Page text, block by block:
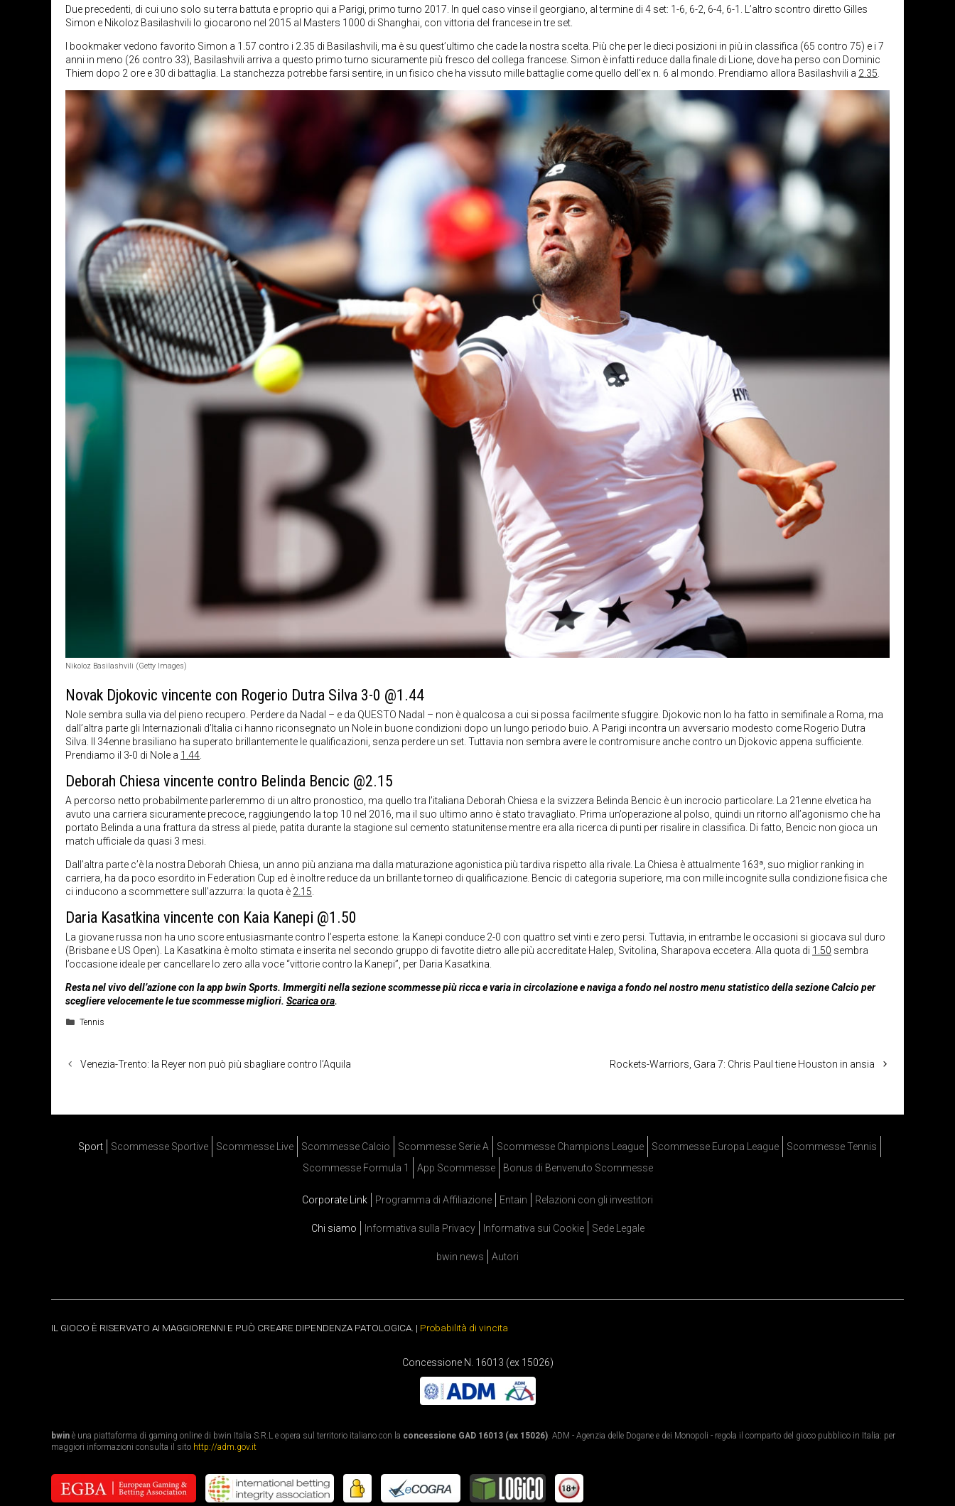
Due precedenti, di cui uno solo su terra battuta e proprio qui a Parigi, primo turno 2017. In quel caso vinse il georgiano, al termine di 4 set: 1-6, 6-2, 6-4, 6-1. L’altro scontro diretto Gilles
Simon e Nikoloz Basilashvili lo giocarono nel 2015 al Masters 1000 di Shanghai, con vittoria del francese in tre set.
I bookmaker vedono favorito Simon a 1.57 contro i 2.35 di Basilashvili, ma è su quest’ultimo che cade la nostra scelta. Più che per le dieci posizioni in più in classifica (65 contro 75) e i 7
anni in meno (26 contro 33), Basilashvili arriva a questo primo turno sicuramente più fresco del collega francese. Simon è infatti reduce dalla finale di Lione, dove ha perso con Dominic
Thiem dopo 2 ore e 30 di battaglia. La stanchezza potrebbe farsi sentire, in un fisico che ha vissuto mille battaglie come quello dell’ex n. 6 al mondo. Prendiamo allora Basilashvili a 2.35
Nikoloz Basilashvili (Getty Images)
Novak Djokovic vincente con Rogerio Dutra Silva 3-0 @1.44
Nole sembra sulla via del pieno recupero. Perdere da Nadal – e da QUESTO Nadal – non è qualcosa a cui si possa facilmente sfuggire. Djokovic non lo ha fatto in semifinale a Roma, ma
dall’altra parte gli Internazionali d’Italia ci hanno riconsegnato un Nole in buone condizioni dopo un lungo periodo buio. A Parigi incontra un avversario modesto come Rogerio Dutra
Silva. Il 34enne brasiliano ha superato brillantemente le qualificazioni, senza perdere un set. Tuttavia non sembra avere le contromisure anche contro un Djokovic appena sufficiente.
Prendiamo il 3-0 di Nole a 1.44
Deborah Chiesa vincente contro Belinda Bencic @2.15
A percorso netto probabilmente parleremmo di un altro pronostico, ma quello tra l’italiana Deborah Chiesa e la svizzera Belinda Bencic è un incrocio particolare. La 21enne elvetica ha
avuto una carriera sicuramente precoce, raggiungendo la top 10 nel 2016, ma il suo ultimo anno è stato travagliato. Prima un’operazione al polso, quindi un ritorno all’agonismo che ha
portato Belinda a una frattura da stress al piede, patita durante la stagione sul cemento statunitense mentre era alla ricerca di punti per risalire in classifica. Di fatto, Bencic non gioca un
match ufficiale da quasi 3 mesi.
Dall’altra parte c’è la nostra Deborah Chiesa, un anno più anziana ma dalla maturazione agonistica più tardiva rispetto alla rivale. La Chiesa è attualmente 163ª, suo miglior ranking in
carriera, ha da poco esordito in Federation Cup ed è inoltre reduce da un brillante torneo di qualificazione. Bencic di categoria superiore, ma con mille incognite sulla condizione fisica che
ci inducono a scommettere sull’azzurra: la quota è 2.15
Daria Kasatkina vincente con Kaia Kanepi @1.50
La giovane russa non ha uno score entusiasmante contro l’esperta estone: la Kanepi conduce 2-0 con quattro set vinti e zero persi. Tuttavia, in entrambe le occasioni si giocava sul duro
(Brisbane e US Open). La Kasatkina è molto stimata e inserita nel secondo gruppo di favotite dietro alle più accreditate Halep, Svitolina, Sharapova eccetera. Alla quota di 1.50 sembra
l’occasione ideale per cancellare lo zero alla voce “vittorie contro la Kanepi”, per Daria Kasatkina.
Resta nel vivo dell’azione con la app bwin Sports. Immergiti nella sezione scommesse più ricca e varia in circolazione e naviga a fondo nel nostro menu statistico della sezione Calcio per
scegliere velocemente le tue scommesse migliori. Scarica ora.
Categorie
Tennis
Venezia-Trento: la Reyer non può più sbagliare contro l’Aquila Rockets-Warriors, Gara 7: Chris Paul tiene Houston in ansia
Sport Scommesse Sportive Scommesse Live Scommesse Calcio Scommesse Serie A Scommesse Champions League Scommesse Europa League
Scommesse Tennis
Scommesse Formula 1
App Scommesse Bonus di Benvenuto Scommesse
Corporate Link Programma di Affiliazione Entain Relazioni con gli investitori
Chi siamo Informativa sulla Privacy Informativa sui Cookie Sede Legale
bwin news Autori
IL GIOCO È RISERVATO AI MAGGIORENNI E PUÒ CREARE DIPENDENZA PATOLOGICA. | Probabilità di vincita
Concessione N. 16013 (ex 15026)
bwin è una piattaforma di gaming online di bwin Italia S.R.L e opera sul territorio italiano con la concessione GAD 16013 (ex 15026) . ADM - Agenzia delle Dogane e dei Monopoli - regola il comparto del gioco pubblico in Italia: per
maggiori informazioni consulta il sito http://adm.gov.it